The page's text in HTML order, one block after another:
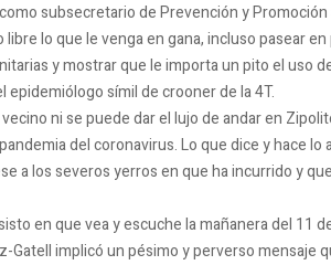
subsecretario de Prevención y Promoción
lo que le venga en gana, incluso pasear
y mostrar que le importa un pito el uso
epidemiólogo símil de crooner de la 4T.
ni se puede dar el lujo de andar en
del coronavirus.Lo que dice y hace lo
a los severos yerros en que ha incurrido y
en que vea y escuche la mañanera del 11
implicó un pésimo y perverso mensaje